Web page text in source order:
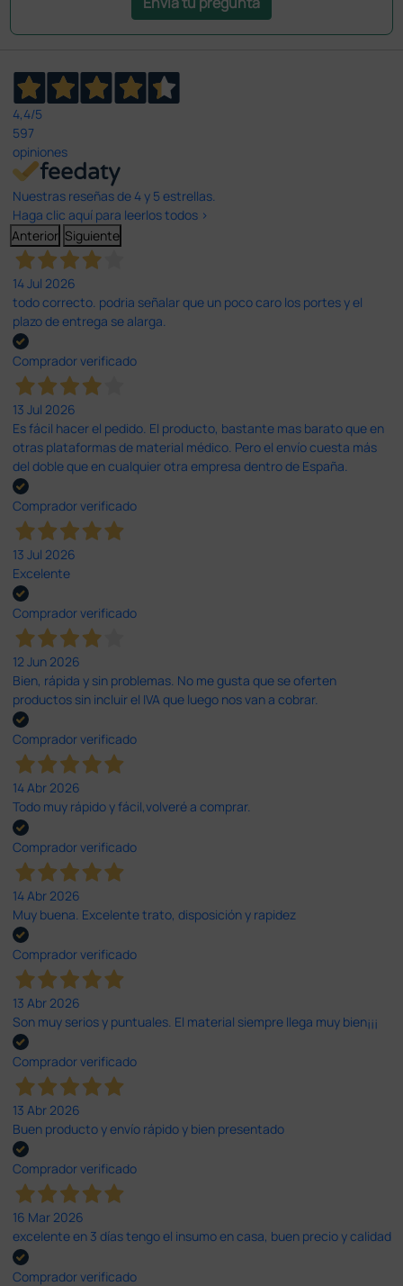
4,4/5
597
opiniones
Nuestras reseñas de 4 y 5 estrellas.
Haga clic aquí para leerlos todos >
Anterior Siguiente
14 Jul 2026
todo correcto. podria señalar que un poco caro los portes y el
plazo de entrega se alarga.
Comprador verificado
13 Jul 2026
Es fácil hacer el pedido. El producto, bastante mas barato que en
otras plataformas de material médico. Pero el envío cuesta más
del doble que en cualquier otra empresa dentro de España.
Comprador verificado
13 Jul 2026
Excelente
Comprador verificado
12 Jun 2026
Bien, rápida y sin problemas. No me gusta que se oferten
productos sin incluir el IVA que luego nos van a cobrar.
Comprador verificado
14 Abr 2026
Todo muy rápido y fácil,volveré a comprar.
Comprador verificado
14 Abr 2026
Muy buena. Excelente trato, disposición y rapidez
Comprador verificado
13 Abr 2026
Son muy serios y puntuales. El material siempre llega muy bien¡¡¡
Comprador verificado
13 Abr 2026
Buen producto y envío rápido y bien presentado
Comprador verificado
16 Mar 2026
excelente en 3 días tengo el insumo en casa, buen precio y calidad
Comprador verificado